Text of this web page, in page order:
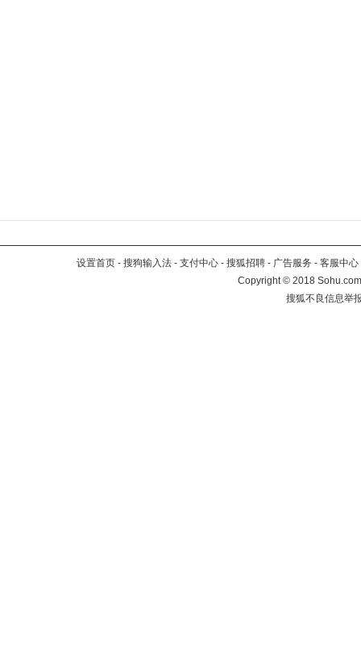
设置首页 - 搜狗输入法 - 支付中心 - 搜狐招聘 - 广告服务 - 客服中心
Copyright©2018
搜狐不良信息举